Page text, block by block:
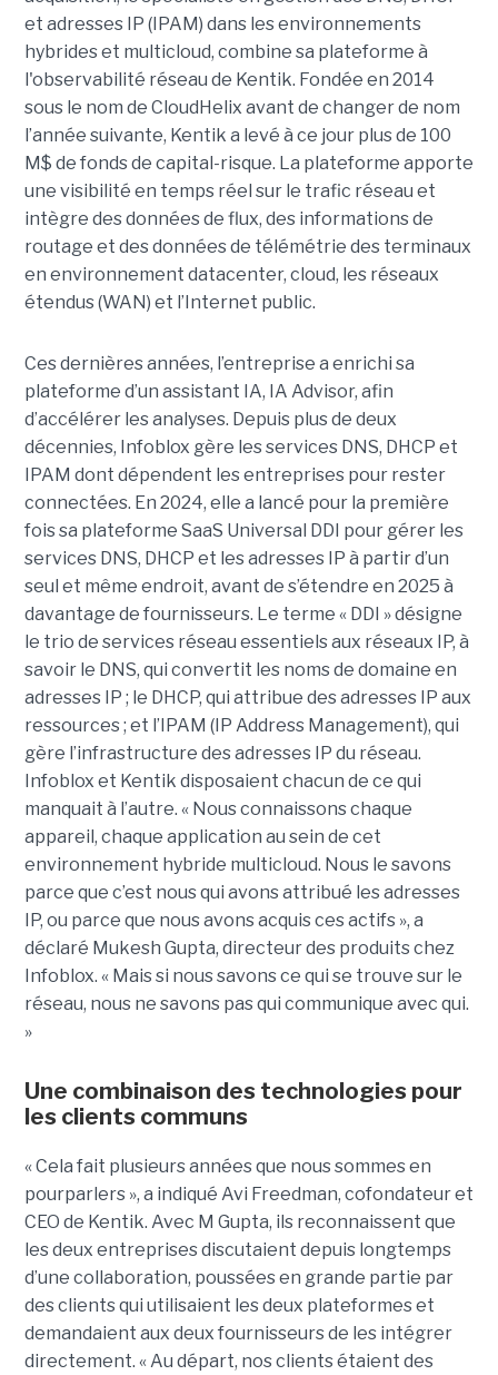
et adresses IP (IPAM) dans les environnements
hybrides et multicloud, combine sa plateforme à
l'observabilité réseau de Kentik. Fondée en 2014
sous le nom de CloudHelix avant de changer de nom
l’année suivante, Kentik a levé à ce jour plus de 100
M$ de fonds de capital-risque. La plateforme apporte
une visibilité en temps réel sur le trafic réseau et
intègre des données de flux, des informations de
routage et des données de télémétrie des terminaux
en environnement datacenter, cloud, les réseaux
étendus (WAN) et l’Internet public.
Ces dernières années, l’entreprise a enrichi sa
plateforme d’un assistant IA, IA Advisor, afin
d’accélérer les analyses. Depuis plus de deux
décennies, Infoblox gère les services DNS, DHCP et
IPAM dont dépendent les entreprises pour rester
connectées. En 2024, elle a lancé pour la première
fois sa plateforme SaaS Universal DDI pour gérer les
services DNS, DHCP et les adresses IP à partir d’un
seul et même endroit, avant de s’étendre en 2025 à
davantage de fournisseurs. Le terme « DDI » désigne
le trio de services réseau essentiels aux réseaux IP, à
savoir le DNS, qui convertit les noms de domaine en
adresses IP ; le DHCP, qui attribue des adresses IP aux
ressources ; et l’IPAM (IP Address Management), qui
gère l’infrastructure des adresses IP du réseau.
Infoblox et Kentik disposaient chacun de ce qui
manquait à l’autre. « Nous connaissons chaque
appareil, chaque application au sein de cet
environnement hybride multicloud. Nous le savons
parce que c’est nous qui avons attribué les adresses
IP, ou parce que nous avons acquis ces actifs », a
déclaré Mukesh Gupta, directeur des produits chez
Infoblox. « Mais si nous savons ce qui se trouve sur le
réseau, nous ne savons pas qui communique avec qui.
»
Une combinaison des technologies pour
les clients communs
« Cela fait plusieurs années que nous sommes en
pourparlers », a indiqué Avi Freedman, cofondateur et
CEO de Kentik. Avec M Gupta, ils reconnaissent que
les deux entreprises discutaient depuis longtemps
d’une collaboration, poussées en grande partie par
des clients qui utilisaient les deux plateformes et
demandaient aux deux fournisseurs de les intégrer
directement. « Au départ, nos clients étaient des